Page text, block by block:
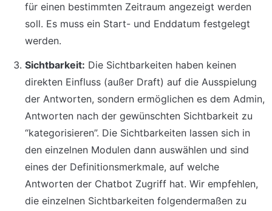
für einen bestimmten Zeitraum angezeigt werden
soll. Es muss ein Start- und Enddatum festgelegt
werden.
Sichtbarkeit: Die Sichtbarkeiten haben keinen
direkten Einfluss (außer Draft) auf die Ausspielung
der Antworten, sondern ermöglichen es dem Admin,
Antworten nach der gewünschten Sichtbarkeit zu
“kategorisieren”. Die Sichtbarkeiten lassen sich in
den einzelnen Modulen dann auswählen und sind
eines der Definitionsmerkmale, auf welche
Antworten der Chatbot Zugriff hat. Wir empfehlen,
die einzelnen Sichtbarkeiten folgendermaßen zu